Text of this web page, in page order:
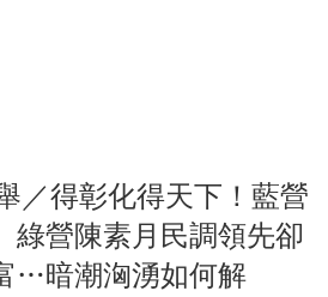
／得彰化得天下！藍營
綠營陳素月民調領先卻
…暗潮洶湧如何解